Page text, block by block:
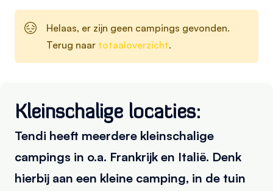
Helaas, er zijn geen campings gevonden.
Terug naar totaaloverzicht.
Kleinschalige locaties:
Tendi heeft meerdere kleinschalige
campings in o.a. Frankrijk en Italië. Denk
hierbij aan een kleine camping, in de tuin